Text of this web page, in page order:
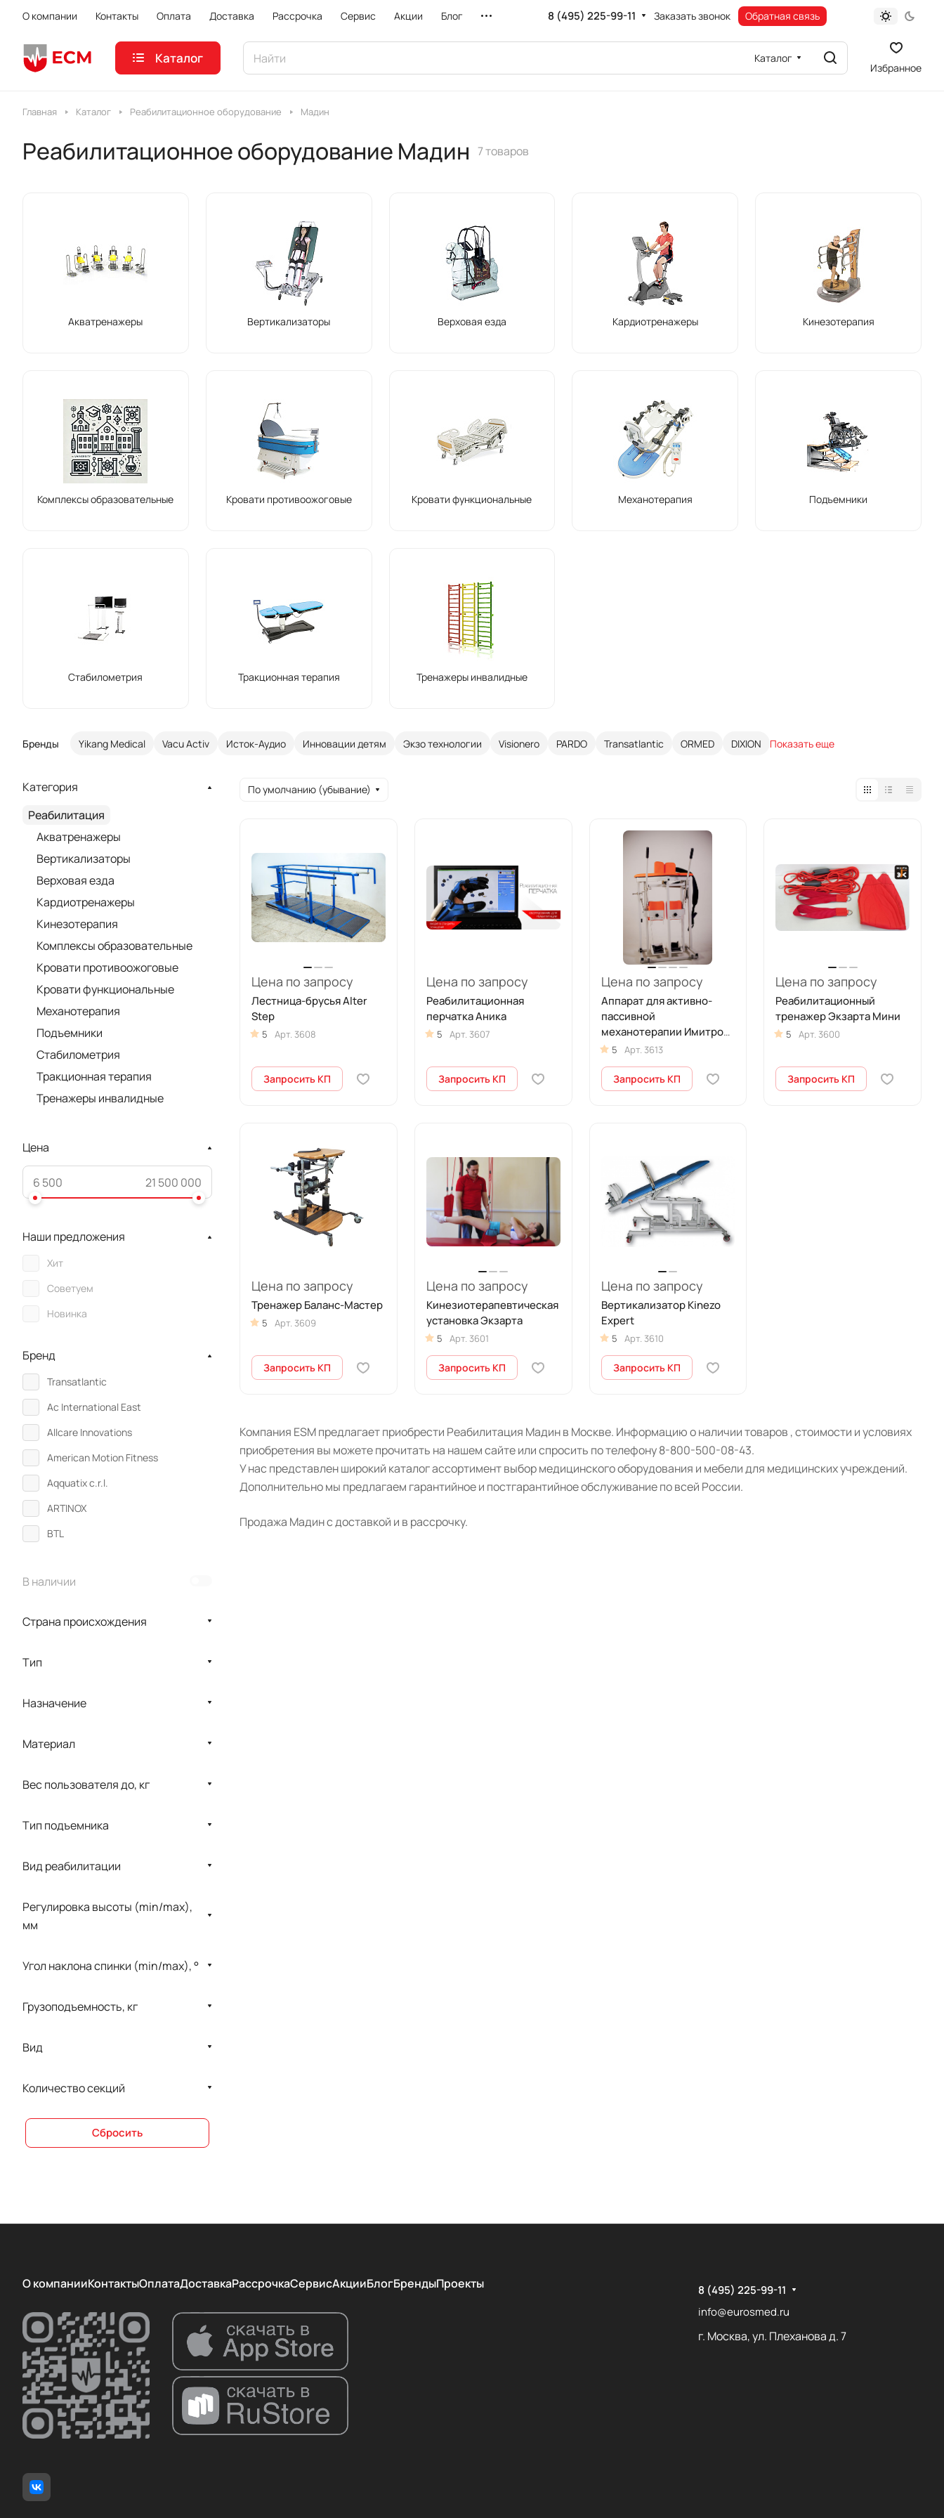
О компании Контакты Оплата Доставка Рассрочка Сервис Акции Блог 8 (495) 225-99-11 Заказать звонок Обратная связь
Каталог Каталог
Избранное
Главная Каталог Реабилитационное оборудование Мадин
Реабилитационное оборудование Мадин 7 товаров
Акватренажеры Вертикализаторы Верховая езда Кардиотренажеры Кинезотерапия
Комплексы образовательные Кровати противоожоговые Кровати функциональные Механотерапия Подъемники
Стабилометрия Тракционная терапия Тренажеры инвалидные
Бренды Yikang Medical Vacu Activ Исток-Аудио Инновации детям Экзо технологии Visionero PARDO Transatlantic ORMED DIXION Показать еще
По умолчанию (убывание)
Цена по запросу
Лестница-брусья Alter
Step
5 Арт. 3608
Запросить КП
Цена по запросу
Реабилитационная
перчатка Аника
5 Арт. 3607
Запросить КП
Цена по запросу
Аппарат для активно-
пассивной
механотерапии Имитрон
Мадин
5 Арт. 3613
Запросить КП
Цена по запросу
Реабилитационный
тренажер Экзарта Мини
5 Арт.3600
Запросить КП
Цена по запросу
Тренажер Баланс-Мастер
5 Арт. 3609
Запросить КП
Цена по запросу
Кинезиотерапевтическая
установка Экзарта
5 Арт. 3601
Запросить КП
Цена по запросу
Вертикализатор Kinezo
Expert
5 Арт. 3610
Запросить КП
Компания ESM предлагает приобрести Реабилитация Мадин в Москве. Информацию о наличии товаров , стоимости и условиях
приобретения вы можете прочитать на нашем сайте или спросить по телефону 8-800-500-08-43.
У нас представлен широкий каталог ассортимент выбор медицинского оборудования и мебели для медицинских учреждений.
Дополнительно мы предлагаем гарантийное и постгарантийное обслуживание по всей России.
Продажа Мадин с доставкой и в рассрочку.
Категория
Реабилитация
Акватренажеры
Вертикализаторы
Верховая езда
Кардиотренажеры
Кинезотерапия
Комплексы образовательные
Кровати противоожоговые
Кровати функциональные
Механотерапия
Подъемники
Стабилометрия
Тракционная терапия
Тренажеры инвалидные
Цена
Наши предложения
Хит
Советуем
Новинка
Бренд
Transatlantic
Ac International East
Allcare Innovations
American Motion Fitness
Aqquatix c.r.l.
ARTINOX
BTL
DIXION
GymnaUniphy
HERCULES
Interacoustics
LOJER
Medmos
NITROCARE
PHU Technomex
Physioteсhnica
Sungdo MC
Synergie
TRAUTWEIN
Vacu Activ
Vermeiren
Visionero
Yikang Medical
В наличии
Страна происхождения
Тип
Назначение
Материал
Вес пользователя до, кг
Тип подъемника
Вид реабилитации
Регулировка высоты (min/max),
мм
Угол наклона спинки (min/max), °
Грузоподъемность, кг
Вид
Количество секций
Сбросить
О компанииКонтактыОплатаДоставкаРассрочкаСервисАкцииБлогБрендыПроекты
8 (495) 225-99-11
info@eurosmed.ru
г. Москва, ул. Плеханова д. 7